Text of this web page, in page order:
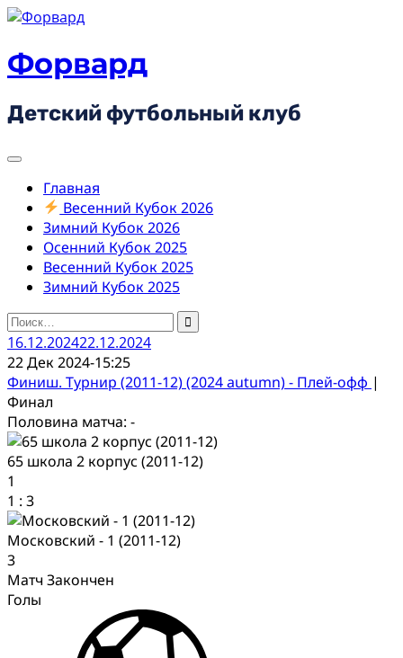
Skip
content
Форвард
Детский футбольный клуб
Главная
Весенний Кубок 2026
Зимний Кубок 2026
Осенний Кубок 2025
Весенний Кубок 2025
Зимний Кубок 2025
Найти:
16.12.202422.12.2024
22 Дек 2024-15:25
Финиш. Турнир (2011-12) (2024 autumn) - Плей-офф |
Финал
Половина матча: -
65 школа 2 корпус (2011-12)
1
1 : 3
Московский - 1 (2011-12)
3
Матч Закончен
Голы